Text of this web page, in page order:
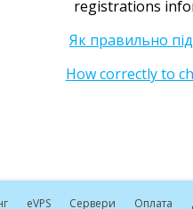
registrations
Як правильно
How correctly to
eVPS Сервери Оплата